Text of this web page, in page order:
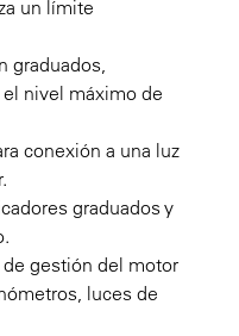
un límite
graduados,
nivel máximo de
conexión a una luz
graduados y
gestión del motor
luces de